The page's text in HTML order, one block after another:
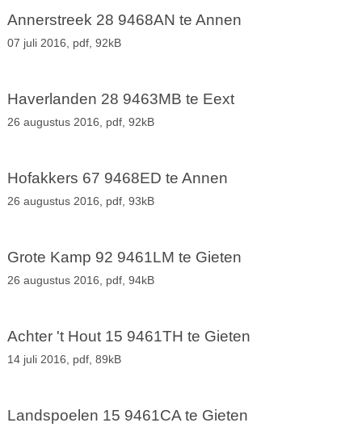
Annerstreek 28 9468AN te Annen
07 juli 2016, pdf, 92kB
Haverlanden 28 9463MB te Eext
26 augustus 2016, pdf, 92kB
Hofakkers 67 9468ED te Annen
26 augustus 2016, pdf, 93kB
Grote Kamp 92 9461LM te Gieten
26 augustus 2016, pdf, 94kB
Achter 't Hout 15 9461TH te Gieten
14 juli 2016, pdf, 89kB
Landspoelen 15 9461CA te Gieten